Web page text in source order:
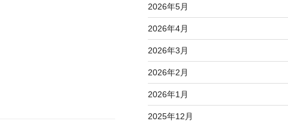
2026年5月
2026年4月
2026年3月
2026年2月
2026年1月
2025年12月